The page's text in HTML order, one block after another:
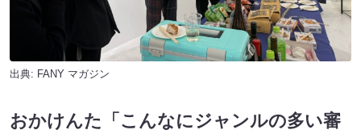
出典: FANY マガジン
おかけんた「こんなにジャンルの多い審